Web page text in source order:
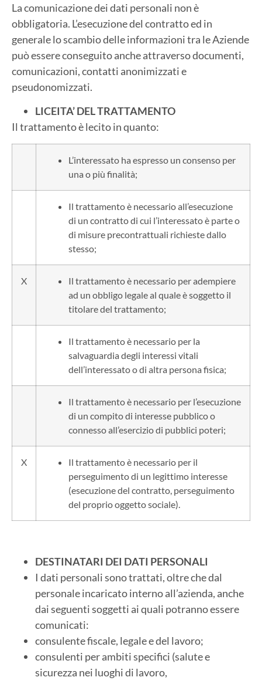
La comunicazione dei dati personali non è
obbligatoria. L’esecuzione del contratto ed in
generale lo scambio delle informazioni tra le Aziende
può essere conseguito anche attraverso documenti,
comunicazioni, contatti anonimizzati e
pseudonomizzati.
LICEITA’ DEL TRATTAMENTO
Il trattamento è lecito in quanto:
L’interessato ha espresso un consenso per
una o più finalità;
Il trattamento è necessario all’esecuzione
di un contratto di cui l’interessato è parte o
di misure precontrattuali richieste dallo
stesso;
X
Il trattamento è necessario per adempiere
ad un obbligo legale al quale è soggetto il
titolare del trattamento;
Il trattamento è necessario per la
salvaguardia degli interessi vitali
dell’interessato o di altra persona fisica;
Il trattamento è necessario per l’esecuzione
di un compito di interesse pubblico o
connesso all’esercizio di pubblici poteri;
X
Il trattamento è necessario per il
perseguimento di un legittimo interesse
(esecuzione del contratto, perseguimento
del proprio oggetto sociale).
DESTINATARI DEI DATI PERSONALI
I dati personali sono trattati, oltre che dal
personale incaricato interno all’azienda, anche
dai seguenti soggetti ai quali potranno essere
comunicati:
consulente fiscale, legale e del lavoro;
consulenti per ambiti specifici (salute e
sicurezza nei luoghi di lavoro,